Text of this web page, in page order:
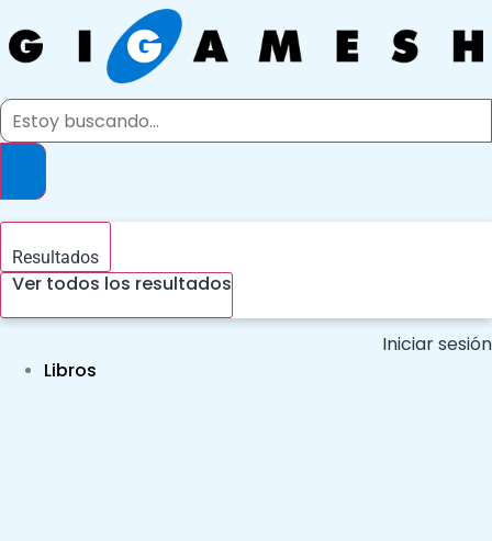
al
contenido
Search
Resultados
Ver todos los resultados
Iniciar sesión
Libros